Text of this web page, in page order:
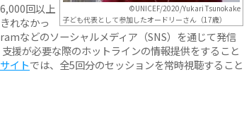
©UNICEF/2020/Yukari Tsunokake
子ども代表として参加したオードリーさん（17歳）
回以上
れなかっ
などのソーシャルメディア（SNS）を通じて発信
援が必要な際のホットラインの情報提供をすること
イトでは、全5回分のセッションを常時視聴すること